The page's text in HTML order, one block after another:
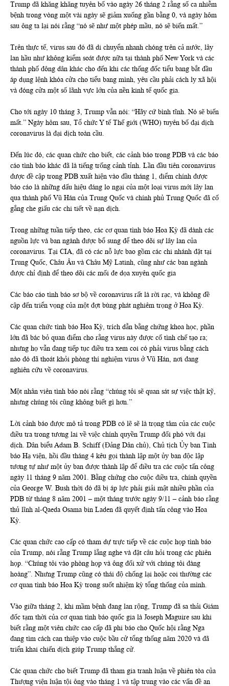
Trump đã khăng khăng tuyên bố vào ngày 26 tháng 2 rằng số ca nhiễm
bệnh trong vòng một vài ngày sẽ giảm xuống gần bằng 0, và ngày hôm
sau ông ta lại nói rằng “nó sẽ như một phép mầu, nó sẽ biến mất.”
Trên thực tế, virus sau đó đã di chuyển nhanh chóng trên cả nước, lây
lan hầu như không kiểm soát được nữa tại thành phố New York và các
thành phố đông dân khác cho đến khi các thống đốc tiểu bang bắt đầu
áp dụng lệnh khóa cửa cho tiểu bang mình, yêu cầu phải cách ly xã hội
và đóng cửa một số lãnh vực lớn của nền kinh tế quốc gia.
Cho tới ngày 10 tháng 3, Trump vẫn nói: “Hãy cứ bình tĩnh. Nó sẽ biến
mất.” Ngày hôm sau, Tổ chức Y tế Thế giới (WHO) tuyên bố đại dịch
coronavirus là đại dịch toàn cầu.
Đến lúc đó, các quan chức cho biết, các cảnh báo trong PDB và các báo
cáo tình báo khác đã là tiếng trống cảnh tỉnh. Lần đầu tiên coronavirus
được đề cập trong PDB xuất hiện vào đầu tháng 1, điểm chính được
báo cáo là những dấu hiệu đáng lo ngại của một loại virus mới lây lan
qua thành phố Vũ Hán của Trung Quốc và chính phủ Trung Quốc đã cố
gắng che giấu các chi tiết về nạn dịch.
Trong những tuần tiếp theo, các cơ quan tình báo Hoa Kỳ đã dành các
nguồn lực và ban ngành được bổ sung để theo dõi sự lây lan của
coronavirus. Tại CIA, đã có các nỗ lực bao gồm các chi nhánh đặt tại
Trung Quốc, Châu Âu và Châu Mỹ Latinh, cũng như các ban ngành
được chỉ định để theo dõi các mối đe dọa xuyên quốc gia
Các báo cáo tình báo sơ bộ về coronavirus rất là rời rạc, và không đề
cập đến triển vọng của một đợt bùng phát nghiêm trọng ở Hoa Kỳ.
Các quan chức tình báo Hoa Kỳ, trích dẫn bằng chứng khoa học, phần
lớn đã bác bỏ quan điểm cho rằng virus này được cố tình chế tạo ra;
nhưng họ vẫn đang tiếp tục điều tra xem coi có phải virus bằng cách
nào đó đã thoát khỏi phòng thí nghiệm virus ở Vũ Hán, nơi đang
nghiên cứu về coronavirus.
Một nhân viên tình báo nói rằng “chúng tôi sẽ quan sát sự việc thật kỹ,
nhưng chúng tôi cũng không biết gì hơn.”
Lời cảnh báo được mô tả trong PDB có lẽ sẽ là trọng tâm của các cuộc
điều tra trong tương lai về việc chính quyền Trump đối phó với đại
dịch. Dân biểu Adam B. Schiff (Đảng Dân chủ), Chủ tịch Ủy ban Tình
báo Hạ viện, hồi đầu tháng 4 kêu gọi thành lập một ủy ban độc lập
tương tự như một ủy ban được thành lập để điều tra các cuộc tấn công
ngày 11 tháng 9 năm 2001. Bằng chứng cho cuộc điều tra, chính quyền
của George W. Bush thời đó đã bị áp lực phải giải mật nhiều phần của
PDB từ tháng 8 năm 2001 – một tháng trước ngày 9/11 – cảnh báo rằng
thủ lĩnh al-Qaeda Osama bin Laden đã quyết định tấn công vào Hoa
Kỳ.
Các quan chức cao cấp có tham dự trực tiếp về các cuộc họp tình báo
của Trump, nói rằng Trump lắng nghe và đặt câu hỏi trong các phiên
họp. “Chúng tôi vào phòng họp và ông đối xử với chúng tôi đàng
hoàng”. Nhưng Trump cũng có thái độ chống lại hoặc coi thường các
cơ quan tình báo Hoa Kỳ trong suốt nhiệm kỳ tổng thống của mình.
Vào giữa tháng 2, khi mầm bệnh đang lan rộng, Trump đã sa thải Giám
đốc tạm thời của cơ quan tình báo quốc gia là Joseph Maguire sau khi
biết rằng một viên chức cao cấp đã phi báo cho Quốc hội rằng Nga
đang tìm cách can thiệp vào cuộc bầu cử tổng thống năm 2020 và đã
triển khai chiến dịch giúp Trump thắng cử.
Các quan chức cho biết Trump đã tham gia tranh luận về phiên tòa của
Thượng viện luận tội ông vào tháng 1 và tập trung vào các vấn đề an